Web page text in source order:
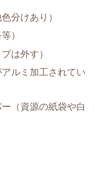
分けあり）
）
は外す）
ルミ加工されてい
（資源の紙袋や白